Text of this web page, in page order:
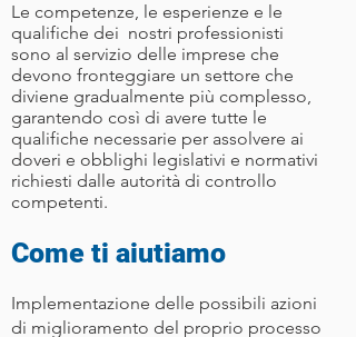
Le competenze, le esperienze e le
qualifiche dei nostri professionisti
sono al servizio delle imprese che
devono fronteggiare un settore che
diviene gradualmente più complesso,
garantendo così di avere tutte le
qualifiche necessarie per assolvere ai
doveri e obblighi legislativi e normativi
richiesti dalle autorità di controllo
competenti.
Come ti aiutiamo
Implementazione delle possibili azioni
di miglioramento del proprio processo